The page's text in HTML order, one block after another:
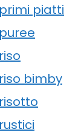
piatti
bimby